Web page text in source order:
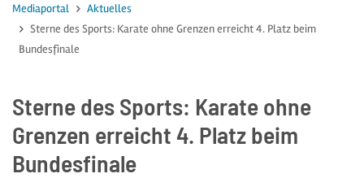
Mediaportal
Aktuelles
Sterne des Sports: Karate ohne Grenzen erreicht 4. Platz beim
Bundesfinale
Sterne des Sports: Karate ohne
Grenzen erreicht 4. Platz beim
Bundesfinale